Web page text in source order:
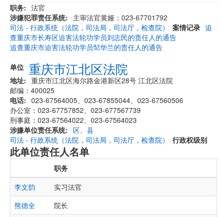
职务
法官
涉嫌犯罪责任系统
司法 - 行政系统（法院，司法局，司法厅，检查院）
主审法官黄娅：023-67701792
案情记录 追
查重庆市长寿区迫害法轮功学员刘志民的责任人的通告
追查重庆市迫害法轮功学员邹华兰的责任人的通告
单位 重庆市江北区法院
地址
重庆市江北区海尔路金港新区28号 江北区法院
邮编：400025
电话
023-67564005、023-67855044、023-67560506
办公室：023-67757852、023-677567739
刑事庭：023-67564022、023-67564023
涉嫌单位责任系统
司法 - 行政系统（法院，司法局，司法厅，检查院）
行政权级别
区、县
此单位责任人名单
职务
李文韵
实习法官
熊德全
院长